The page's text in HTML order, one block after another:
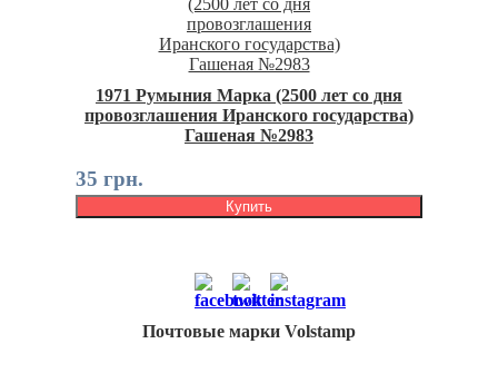
1971 Румыния Марка (2500 лет со дня
провозглашения Иранского государства)
Гашеная №2983
35 грн.
Купить
Почтовые марки Volstamp